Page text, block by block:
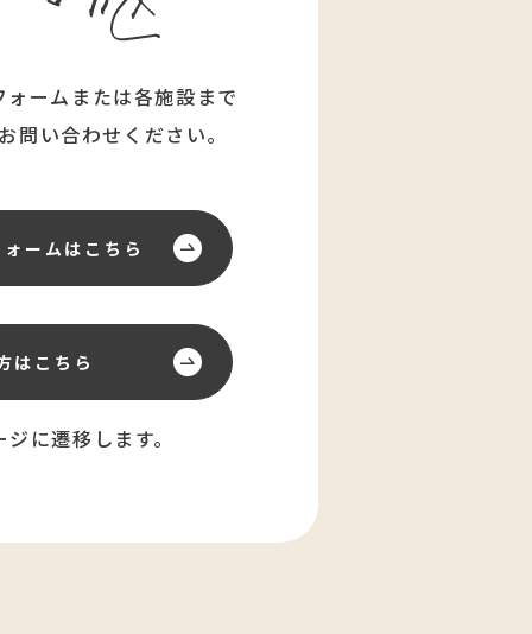
ームまたは各施設まで
問い合わせください。
ームはこちら
はこちら
に遷移します。